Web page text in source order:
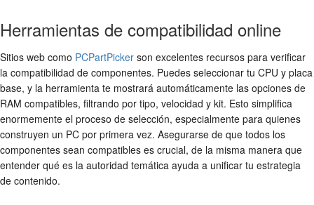
Herramientas de compatibilidad online
Sitios web como PCPartPicker son excelentes recursos para verificar
la compatibilidad de componentes. Puedes seleccionar tu CPU y placa
base, y la herramienta te mostrará automáticamente las opciones de
RAM compatibles, filtrando por tipo, velocidad y kit. Esto simplifica
enormemente el proceso de selección, especialmente para quienes
construyen un PC por primera vez. Asegurarse de que todos los
componentes sean compatibles es crucial, de la misma manera que
entender qué es la autoridad temática ayuda a unificar tu estrategia
de contenido.